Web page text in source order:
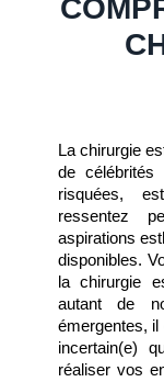
La chirurgie
de célébrités
risquées,
ressentez
aspirations
disponibles.
la chirurgie
autant de
émergentes,
incertain(e)
réaliser vos